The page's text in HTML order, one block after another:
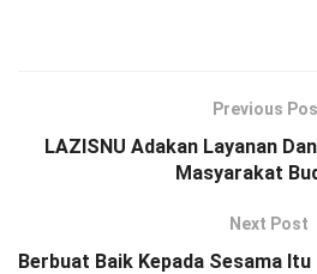
Previous
LAZISNU Adakan Layanan
Masyarakat
Next Post
Berbuat Baik Kepada Sesama Itu